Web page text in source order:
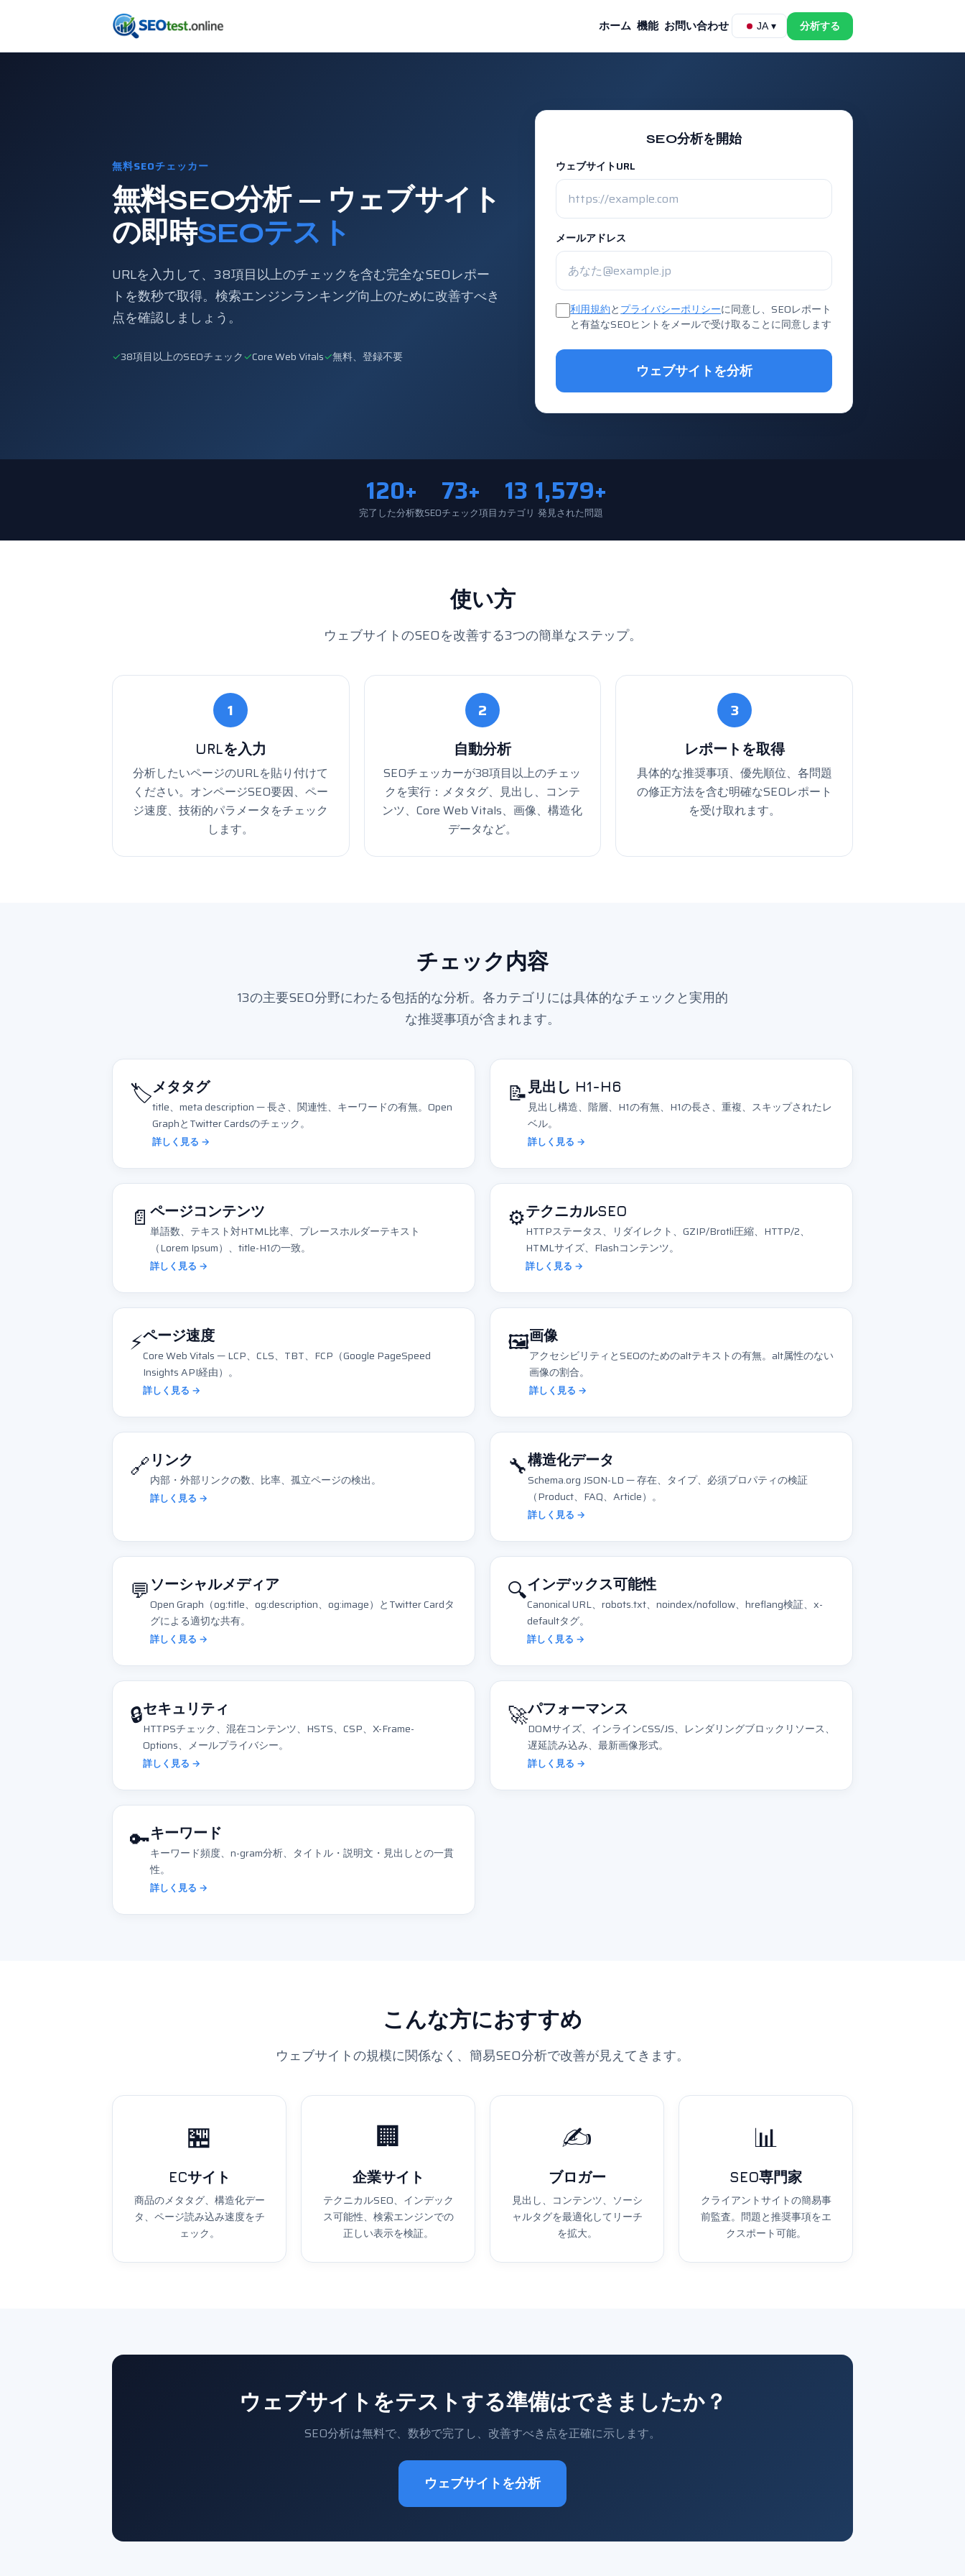
ホーム 機能 お問い合わせ JA ▾ 分析する
無料SEOチェッカー
無料SEO分析 — ウェブサイト
の即時SEOテスト
URLを入力して、38項目以上のチェックを含む完全なSEOレポー
トを数秒で取得。検索エンジンランキング向上のために改善すべき
点を確認しましょう。
✓38項目以上のSEOチェック✓Core Web Vitals✓無料、登録不要
SEO分析を開始
ウェブサイトURL
メールアドレス
利用規約とプライバシーポリシーに同意し、SEOレポート
と有益なSEOヒントをメールで受け取ることに同意します
ウェブサイトを分析
120+
完了した分析数
73+
SEOチェック項目
13
カテゴリ
1,579+
発見された問題
使い方
ウェブサイトのSEOを改善する3つの簡単なステップ。
1
URLを入力
分析したいページのURLを貼り付けて
ください。オンページSEO要因、ペー
ジ速度、技術的パラメータをチェック
します。
2
自動分析
SEOチェッカーが38項目以上のチェッ
クを実行：メタタグ、見出し、コンテ
ンツ、Core Web Vitals、画像、構造化
データなど。
3
レポートを取得
具体的な推奨事項、優先順位、各問題
の修正方法を含む明確なSEOレポート
を受け取れます。
チェック内容
13の主要SEO分野にわたる包括的な分析。各カテゴリには具体的なチェックと実用的
な推奨事項が含まれます。
🏷️メタタグ
title、meta description — 長さ、関連性、キーワードの有無。Open
GraphとTwitter Cardsのチェック。
詳しく見る →
📝 見出し H1-H6
見出し構造、階層、H1の有無、H1の長さ、重複、スキップされたレ
ベル。
詳しく見る →
📄 ページコンテンツ
単語数、テキスト対HTML比率、プレースホルダーテキスト
（Lorem Ipsum）、title-H1の一致。
詳しく見る →
⚙️テクニカルSEO
HTTPステータス、リダイレクト、GZIP/Brotli圧縮、HTTP/2、
HTMLサイズ、Flashコンテンツ。
詳しく見る →
⚡ページ速度
Core Web Vitals — LCP、CLS、TBT、FCP（Google PageSpeed
Insights API経由）。
詳しく見る →
🖼️画像
アクセシビリティとSEOのためのaltテキストの有無。alt属性のない
画像の割合。
詳しく見る →
🔗 リンク
内部・外部リンクの数、比率、孤立ページの検出。
詳しく見る →
🔧構造化データ
Schema.org JSON-LD — 存在、タイプ、必須プロパティの検証
（Product、FAQ、Article）。
詳しく見る →
💬 ソーシャルメディア
Open Graph（og:title、og:description、og:image）とTwitter Cardタ
グによる適切な共有。
詳しく見る →
🔍インデックス可能性
Canonical URL、robots.txt、noindex/nofollow、hreflang検証、x-
defaultタグ。
詳しく見る →
🔒セキュリティ
HTTPSチェック、混在コンテンツ、HSTS、CSP、X-Frame-
Options、メールプライバシー。
詳しく見る →
🚀パフォーマンス
DOMサイズ、インラインCSS/JS、レンダリングブロックリソース、
遅延読み込み、最新画像形式。
詳しく見る →
🔑キーワード
キーワード頻度、n-gram分析、タイトル・説明文・見出しとの一貫
性。
詳しく見る →
こんな方におすすめ
ウェブサイトの規模に関係なく、簡易SEO分析で改善が見えてきます。
🏪
ECサイト
商品のメタタグ、構造化デー
タ、ページ読み込み速度をチ
ェック。
🏢
企業サイト
テクニカルSEO、インデック
ス可能性、検索エンジンでの
正しい表示を検証。
✍️
ブロガー
見出し、コンテンツ、ソーシ
ャルタグを最適化してリーチ
を拡大。
📊
SEO専門家
クライアントサイトの簡易事
前監査。問題と推奨事項をエ
クスポート可能。
ウェブサイトをテストする準備はできましたか？
SEO分析は無料で、数秒で完了し、改善すべき点を正確に示します。
ウェブサイトを分析